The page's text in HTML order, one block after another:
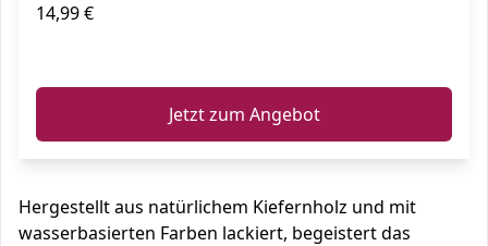
14,99 €
Jetzt zum Angebot
Hergestellt aus natürlichem Kiefernholz und mit
wasserbasierten Farben lackiert, begeistert das